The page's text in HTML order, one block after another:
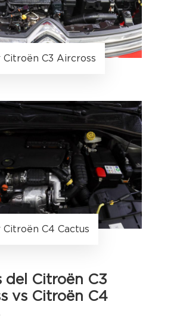
Citroën C3 Aircross
Citroën C4 Cactus
del Citroën C3
vs Citroën C4